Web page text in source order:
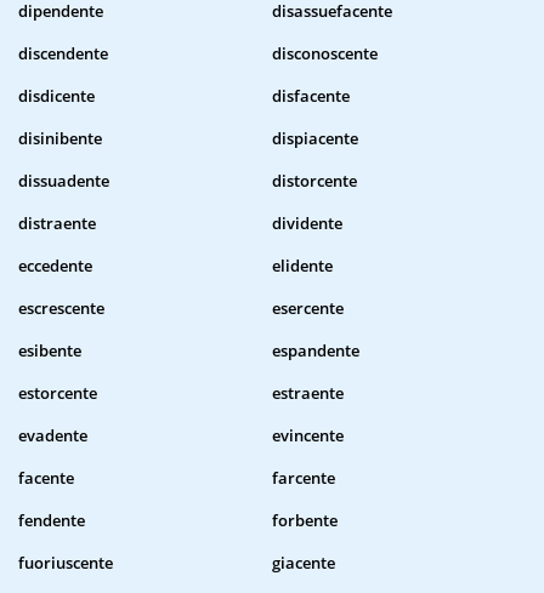
dipendente
disassuefacente
discendente
disconoscente
disdicente
disfacente
disinibente
dispiacente
dissuadente
distorcente
distraente
dividente
eccedente
elidente
escrescente
esercente
esibente
espandente
estorcente
estraente
evadente
evincente
facente
farcente
fendente
forbente
fuoriuscente
giacente